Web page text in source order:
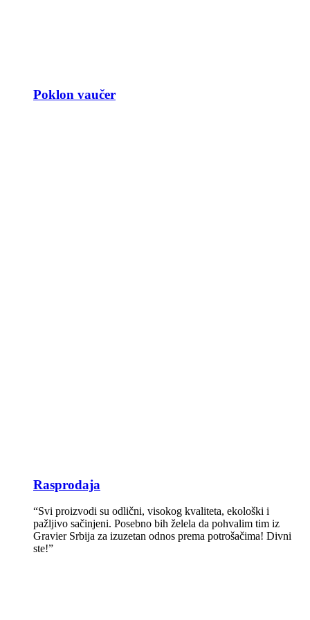
Poklon vaučer
Rasprodaja
“Svi proizvodi su odlični, visokog kvaliteta, ekološki i
pažljivo sačinjeni. Posebno bih želela da pohvalim tim iz
Gravier Srbija za izuzetan odnos prema potrošačima! Divni
ste!”